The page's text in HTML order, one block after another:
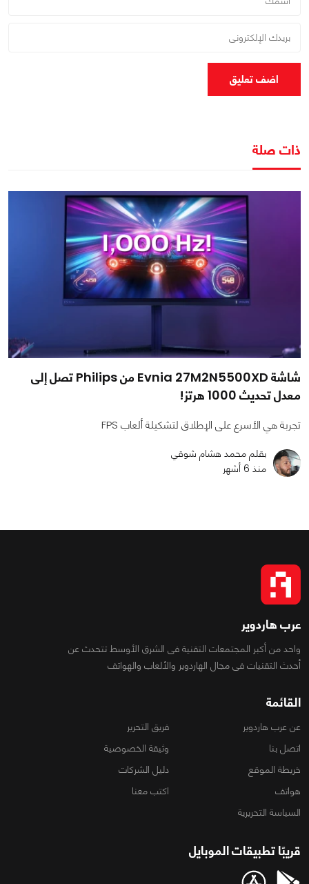
اضف تعليق
ذات صلة
شاشة Evnia 27M2N5500XD من Philips تصل إلى
معدل تحديث 1000 هرتز!
تجربة هي الأسرع على الإطلاق لتشكيلة ألعاب FPS
بقلم محمد هشام شوقي
منذ 6 أشهر
عرب هاردوير
واحد من أكبر المجتمعات التقنية فى الشرق الأوسط تتحدث عن
أحدث التقنيات فى مجال الهاردوير والألعاب والهواتف
القائمة
عن عرب هاردوير
فريق التحرير
اتصل بنا
وثيقة الخصوصية
خريطة الموقع
دليل الشركات
هواتف
اكتب معنا
السياسة التحريرية
قريبًا تطبيقات الموبايل